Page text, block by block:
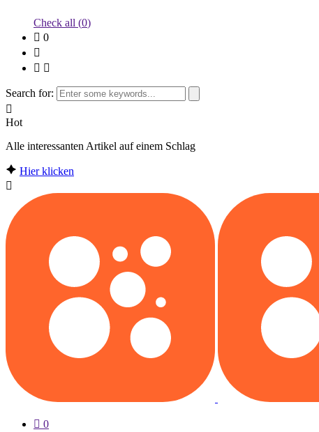
Check all (0)
0
Search for:
Hot
Alle interessanten Artikel auf einem Schlag
Hier klicken
0